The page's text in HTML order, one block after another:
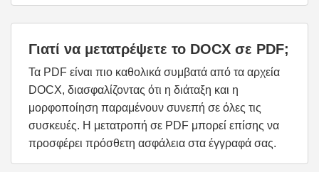
Γιατί να μετατρέψετε το DOCX σε PDF;
Τα PDF είναι πιο καθολικά συμβατά από τα αρχεία
DOCX, διασφαλίζοντας ότι η διάταξη και η
μορφοποίηση παραμένουν συνεπή σε όλες τις
συσκευές. Η μετατροπή σε PDF μπορεί επίσης να
προσφέρει πρόσθετη ασφάλεια στα έγγραφά σας.